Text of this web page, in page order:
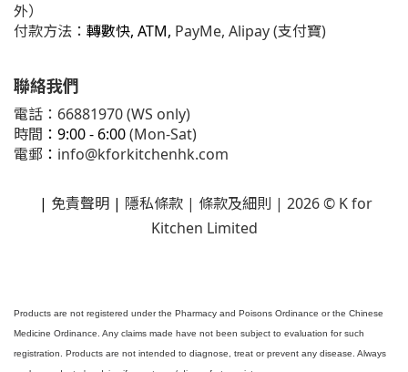
外）
付款方法： 轉數快, ATM, PayMe, Alipay (支付寶)
聯絡我們
電話：66881970 (WS only)
時間 ：9:00 - 6:00(Mon-Sat)
電郵 ： info@kforkitchenhk.com
| 免責聲明 | 隱私條款 | 條款及細則 | 2026 © K for
Kitchen Limited
Products are not registered under the Pharmacy and Poisons Ordinance or the Chinese
Medicine Ordinance. Any claims made have not been subject to evaluation for such
registration. Products are not intended to diagnose, treat or prevent any disease. Always